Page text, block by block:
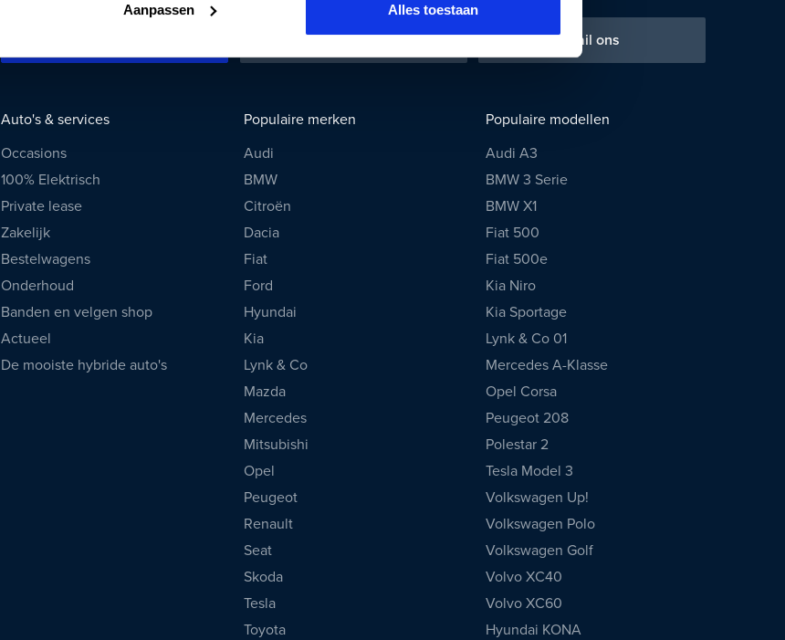
Aanpassen Alles toestaan
WhatsApp ons Mail ons
Auto's & services
Occasions
100% Elektrisch
Private lease
Zakelijk
Bestelwagens
Onderhoud
Banden en velgen shop
Actueel
De mooiste hybride auto's
Populaire merken
Audi
BMW
Citroën
Dacia
Fiat
Ford
Hyundai
Kia
Lynk & Co
Mazda
Mercedes
Mitsubishi
Opel
Peugeot
Renault
Seat
Skoda
Tesla
Toyota
Populaire modellen
Audi A3
BMW 3 Serie
BMW X1
Fiat 500
Fiat 500e
Kia Niro
Kia Sportage
Lynk & Co 01
Mercedes A-Klasse
Opel Corsa
Peugeot 208
Polestar 2
Tesla Model 3
Volkswagen Up!
Volkswagen Polo
Volkswagen Golf
Volvo XC40
Volvo XC60
Hyundai KONA